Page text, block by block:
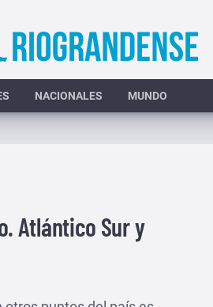
NACIONALES MUNDO
Atlántico Sur y